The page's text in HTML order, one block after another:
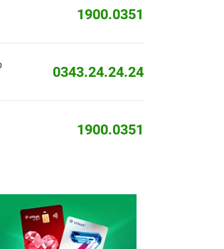
1900.0351
0343.24.24.24
1900.0351